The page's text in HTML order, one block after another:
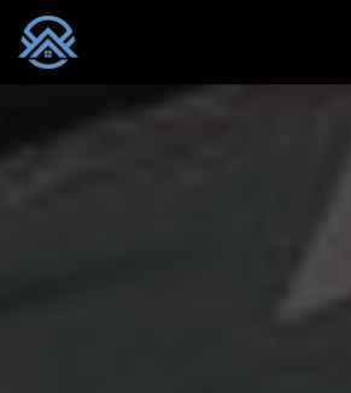
Panneau de gestion des cookies